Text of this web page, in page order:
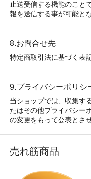
止送受信する機能のこと
報を送信する事が可能と
8.お問合せ先
特定商取引法に基づく表
9.プライバシーポリシ
当ショップでは、収集す
たはその他プライバシー
の変更をもって公表とさ
売れ筋商品